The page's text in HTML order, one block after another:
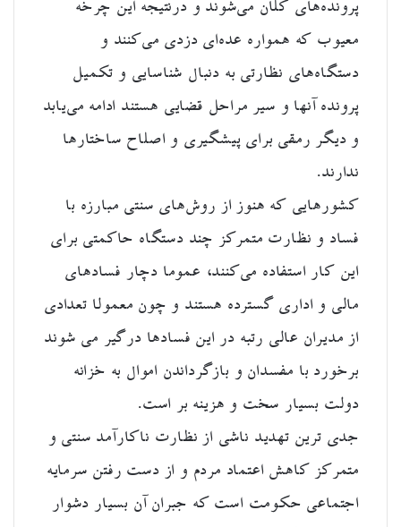
پرونده‌های کلان می‌شوند و درنتیجه این چرخه
معیوب که همواره عده‌ای دزدی می‌کنند و
دستگاه‌های نظارتی به دنبال شناسایی و تکمیل
پرونده آنها و سیر مراحل قضایی هستند ادامه می‌یابد
و دیگر رمقی برای پیشگیری و اصلاح ساختارها
ندارند.
کشورهایی که هنوز از روش‌های سنتی مبارزه با
فساد و نظارت متمرکز چند دستگاه حاکمتی برای
این کار استفاده می‌کنند، عموما دچار فسادهای
مالی و اداری گسترده هستند و چون معمولا تعدادی
از مدیران عالی رتبه در این فسادها درگیر می شوند
برخورد با مفسدان و بازگرداندن اموال به خزانه
دولت بسیار سخت و هزینه بر است.
جدی ترین تهدید ناشی از نظارت ناکارآمد سنتی و
متمرکز کاهش اعتماد مردم و از دست رفتن سرمایه
اجتماعی حکومت است که جبران آن بسیار دشوار